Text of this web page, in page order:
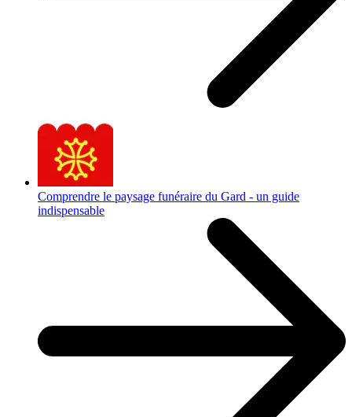
Comprendre le paysage funéraire du Gard - un guide
indispensable